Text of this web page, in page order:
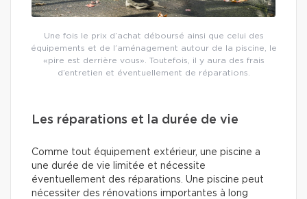
Une fois le prix d’achat déboursé ainsi que celui des
équipements et de l’aménagement autour de la piscine, le
«pire est derrière vous». Toutefois, il y aura des frais
d’entretien et éventuellement de réparations.
Les réparations et la durée de vie
Comme tout équipement extérieur, une piscine a
une durée de vie limitée et nécessite
éventuellement des réparations. Une piscine peut
nécessiter des rénovations importantes à long